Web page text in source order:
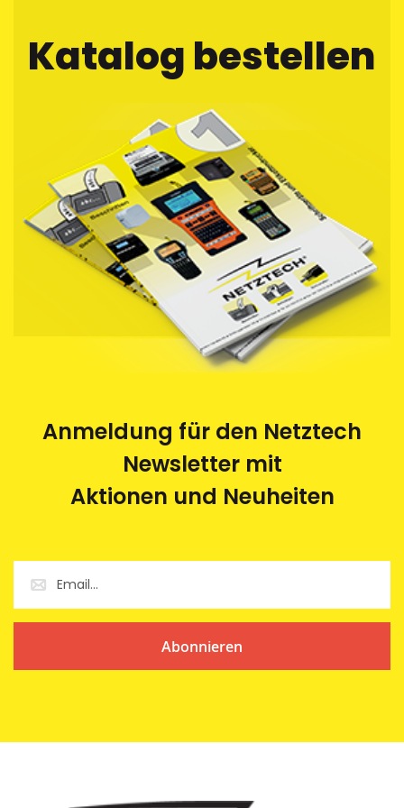
Katalog bestellen
Anmeldung für den Netztech
Newsletter mit
Aktionen und Neuheiten
Abonnieren